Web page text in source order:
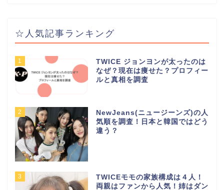
☆人気記事ランキング
1
TWICE ジョンヨンが太ったのは
なぜ？現在は痩せた？プロフィー
ルと真相を調査
2
NewJeans(ニュージーンズ)の人
気順を調査！日本と韓国ではどう
違う？
3
TWICEモモの家族構成は４人！
両親はファンから人気！姉はダン